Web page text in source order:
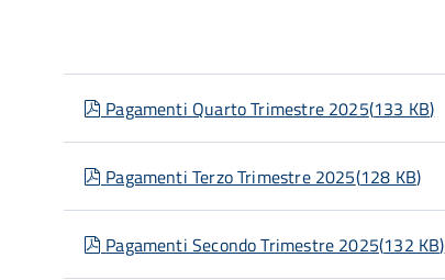
pdf
Pagamenti Quarto Trimestre 2025(133 KB)
pdf
Pagamenti Terzo Trimestre 2025(128 KB)
pdf
Pagamenti Secondo Trimestre 2025(132 KB)